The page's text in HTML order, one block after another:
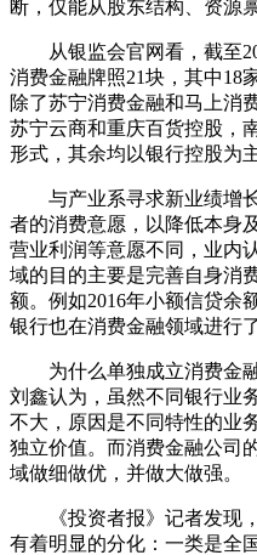
断，仅能从股东结构、资源
从银监会官网看，截至
消费金融牌照21块，其中18
除了苏宁消费金融和马上消
苏宁云商和重庆百货控股，
形式，其余均以银行控股为主
与产业系寻求新业绩增长
者的消费意愿，以降低本身
营业利润等意愿不同，业内
域的目的主要是完善自身消
额。例如2016年小额信贷余
银行也在消费金融领域进行
为什么单独成立消费金融
刘鑫认为，虽然不同银行业
不大，原因是不同特性的业
独立价值。而消费金融公司
域做细做优，并做大做强。
《投资者报》记者发现，
有着明显的分化：一类是全